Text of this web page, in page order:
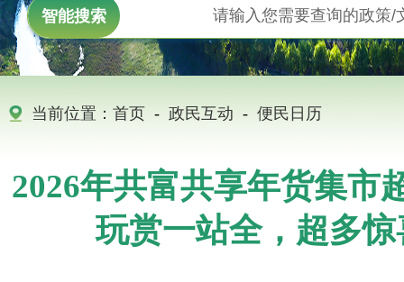
智能搜索
当前位置： 首页 - 政民互动 - 便民日历
2026年共富共享年货集市
玩赏一站全，超多惊